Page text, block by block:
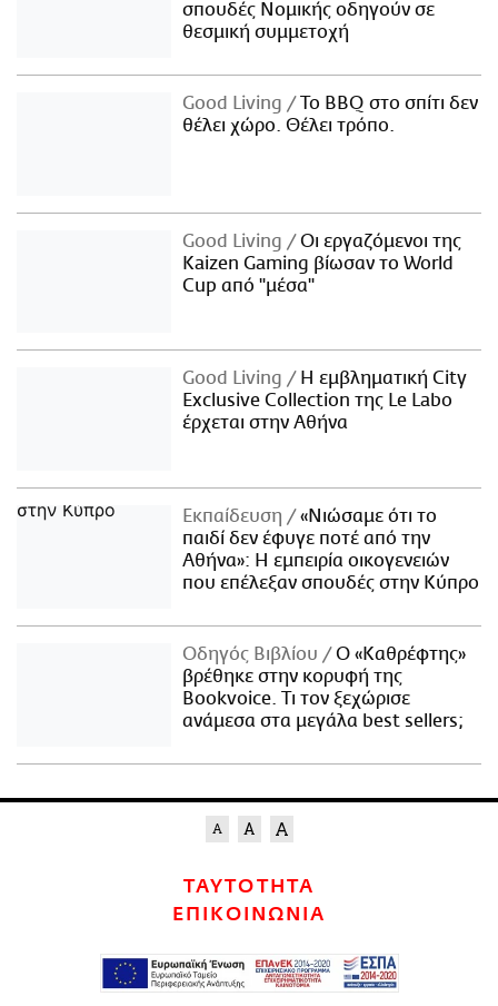
σπουδές Νομικής οδηγούν σε
θεσμική συμμετοχή
Good Living
Το BBQ στο σπίτι δεν
θέλει χώρο. Θέλει τρόπο.
Good Living
Οι εργαζόμενοι της
Kaizen Gaming βίωσαν το World
Cup από "μέσα"
Good Living
Η εμβληματική City
Exclusive Collection της Le Labo
έρχεται στην Αθήνα
Εκπαίδευση
«Νιώσαμε ότι το
παιδί δεν έφυγε ποτέ από την
Αθήνα»: Η εμπειρία οικογενειών
που επέλεξαν σπουδές στην Κύπρο
Οδηγός Βιβλίου
Ο «Καθρέφτης»
βρέθηκε στην κορυφή της
Bookvoice. Τι τον ξεχώρισε
ανάμεσα στα μεγάλα best sellers;
ΤΑΥΤΟΤΗΤΑ
ΕΠΙΚΟΙΝΩΝΙΑ